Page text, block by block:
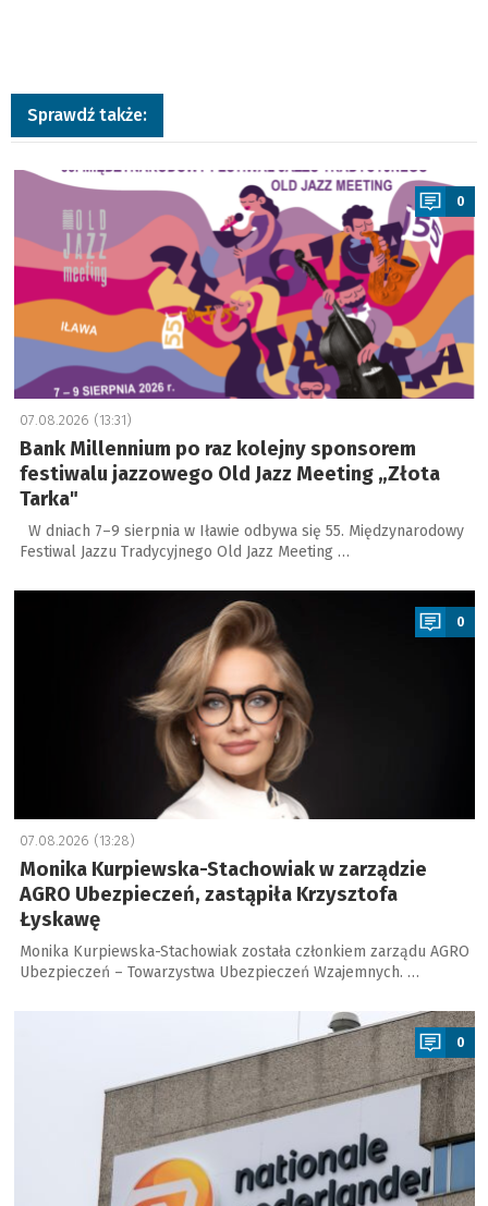
Sprawdź także:
a
0
07.08.2026 (13:31)
Bank Millennium po raz kolejny sponsorem
festiwalu jazzowego Old Jazz Meeting „Złota
Tarka"
W dniach 7–9 sierpnia w Iławie odbywa się 55. Międzynarodowy
Festiwal Jazzu Tradycyjnego Old Jazz Meeting …
a
0
07.08.2026 (13:28)
Monika Kurpiewska-Stachowiak w zarządzie
AGRO Ubezpieczeń, zastąpiła Krzysztofa
Łyskawę
Monika Kurpiewska-Stachowiak została członkiem zarządu AGRO
Ubezpieczeń – Towarzystwa Ubezpieczeń Wzajemnych. …
0